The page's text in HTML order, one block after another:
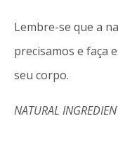
Lembre-se que a
precisamos e faça
seu corpo.
NATURAL